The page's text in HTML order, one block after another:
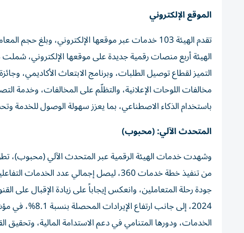
الموقع الإلكتروني
الهيئة أربع منصات رقمية جديدة على موقعها الإلكتروني،
التميز لقطاع توصيل الطلبات، وبرنامج الابتعاث الأكاديمي،
مخالفات اللوحات الإعلانية، والتظلّم على المخالفات، وخدمة
باستخدام الذكاء الاصطناعي، بما يعزز سهولة الوصول للخدمة
المتحدث الآلي: (محبوب)
2024، إلى جانب
الخدمات، ودورها المتنامي في دعم الاستدامة المالية، وتحقيق